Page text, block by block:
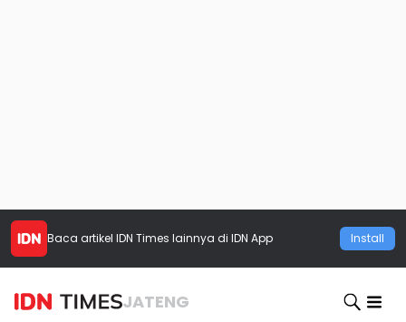
Baca artikel IDN Times lainnya di IDN App Install
JATENG